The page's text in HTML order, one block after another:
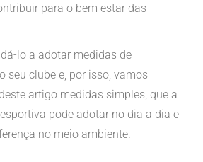
para o bem estar das
lo a adotar medidas de
seu clube e, por isso, vamos
artigo medidas simples, que a
pode adotar no dia a dia e
no meio ambiente.